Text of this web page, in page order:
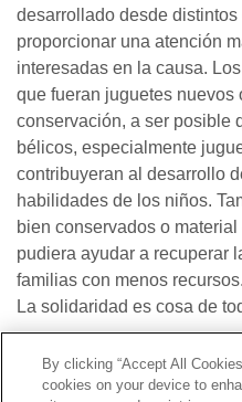
desarrollado desde
proporcionar una atención
interesadas en la causa.
que fueran juguetes nuevos
conservación, a ser posible
bélicos, especialmente
contribuyeran al desarrollo
habilidades de los niños.
bien conservados o
pudiera ayudar a recuperar
familias con menos recursos.
La solidaridad es cosa de
Contacto|Perfil do
By clicking “Accept All
cookies on your device to